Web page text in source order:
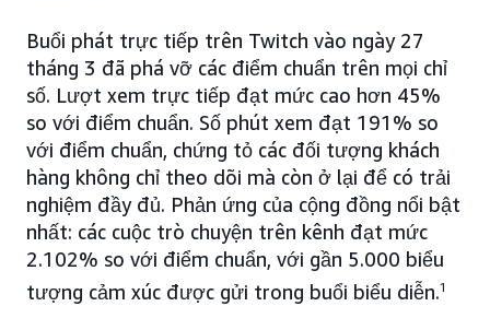
Buổi phát trực tiếp trên Twitch vào ngày 27
tháng 3 đã phá vỡ các điểm chuẩn trên mọi chỉ
số. Lượt xem trực tiếp đạt mức cao hơn 45%
so với điểm chuẩn. Số phút xem đạt 191% so
với điểm chuẩn, chứng tỏ các đối tượng khách
hàng không chỉ theo dõi mà còn ở lại để có trải
nghiệm đầy đủ. Phản ứng của cộng đồng nổi bật
nhất: các cuộc trò chuyện trên kênh đạt mức
2.102% so với điểm chuẩn, với gần 5.000 biểu
tượng cảm xúc được gửi trong buổi biểu diễn.1